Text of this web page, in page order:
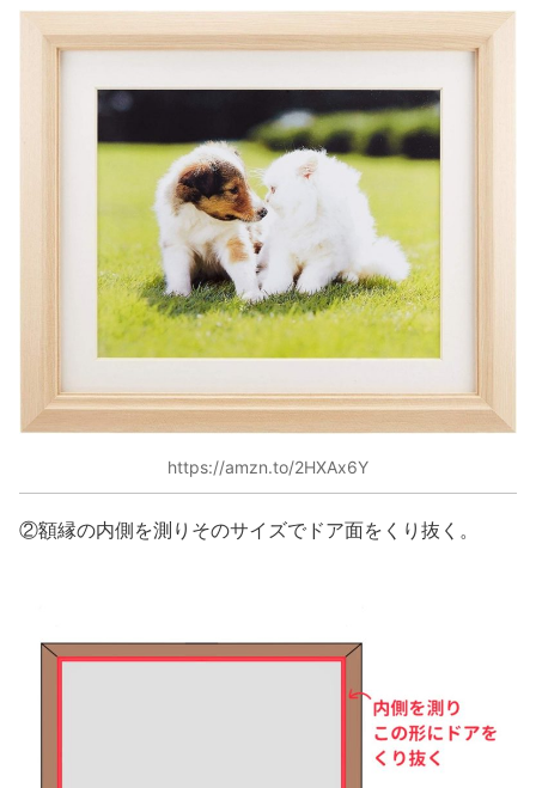
https://amzn.to/2HXAx6Y
②額縁の内側を測りそのサイズでドア面をくり抜く。